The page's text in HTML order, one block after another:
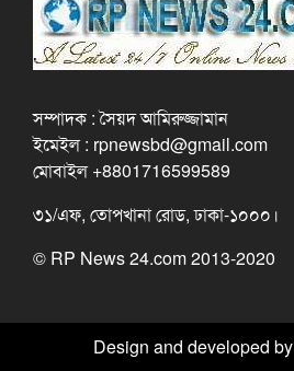
সম্পাদক : সৈয়দ আমিরুজ্জামান
ইমেইল : rpnewsbd@gmail.com
মোবাইল +8801716599589
৩১/এফ, তোপখানা রোড, ঢাকা-১০০০।
© RP News 24.com 2013-2020
Design and developed by